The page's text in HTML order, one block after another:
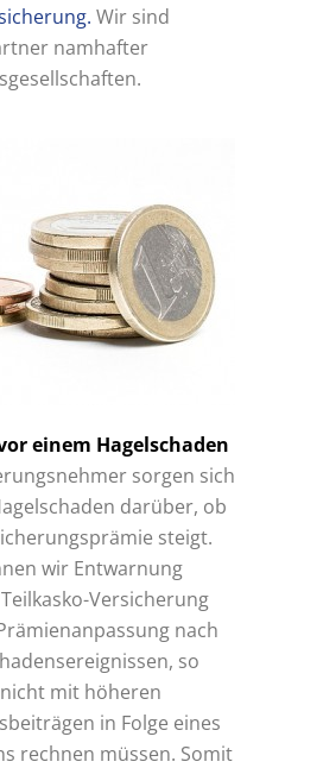
Wir sind
namhafter
einem Hagelschaden
sorgen sich
darüber, ob
steigt.
wir Entwarnung
Versicherung
nach
so
mit höheren
in Folge eines
rechnen müssen. Somit